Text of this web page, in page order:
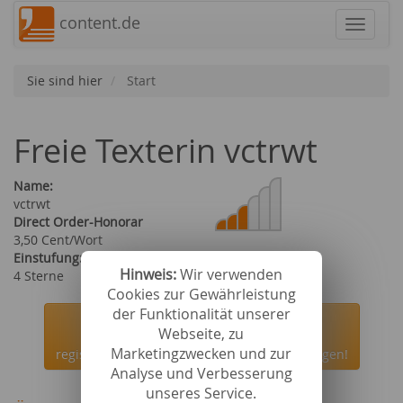
Hinweis:Wir verwenden
Cookies zur Gewährleistung
der Funktionalität unserer
Webseite, zu
Marketingzwecken und zur
Analyse und Verbesserung
unseres Service.
content.de
Sie sind hier Start
Freie Texterin vctrwt
Name:
vctrwt
Direct Order-Honorar
3,50 Cent/Wort
Einstufung:
4 Sterne
Jetzt kostenlos bei content.de
registrieren und die Autorin vctrwt beauftragen!